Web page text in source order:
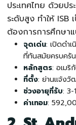
ประเทศไทย ด้วยป
ระดับสูง ทำให้
ต้องการการศึกษา
จุดเด่น: เปิดดำ
ที่ทันสมัยครบครัน
หลักสูตร: อเมริ
ที่ตั้ง: ย่านแจ้งวั
ช่วงอายุที่รับ: 3-
ค่าเทอม: